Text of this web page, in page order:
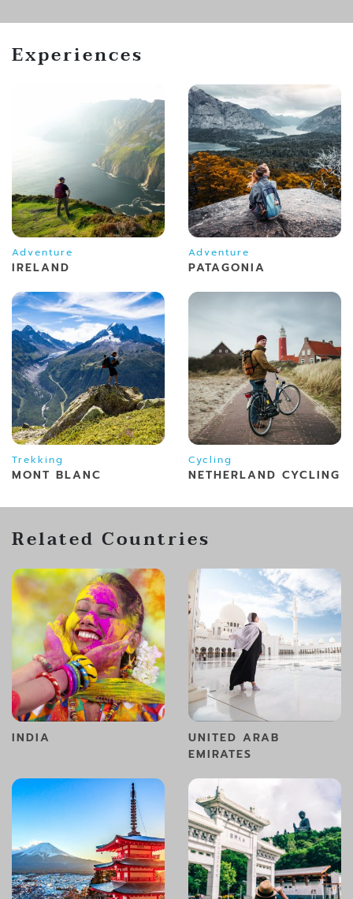
Experiences
Adventure
IRELAND
Adventure
PATAGONIA
Trekking
MONT BLANC
Cycling
NETHERLAND CYCLING
Related Countries
INDIA
UNITED ARAB
EMIRATES